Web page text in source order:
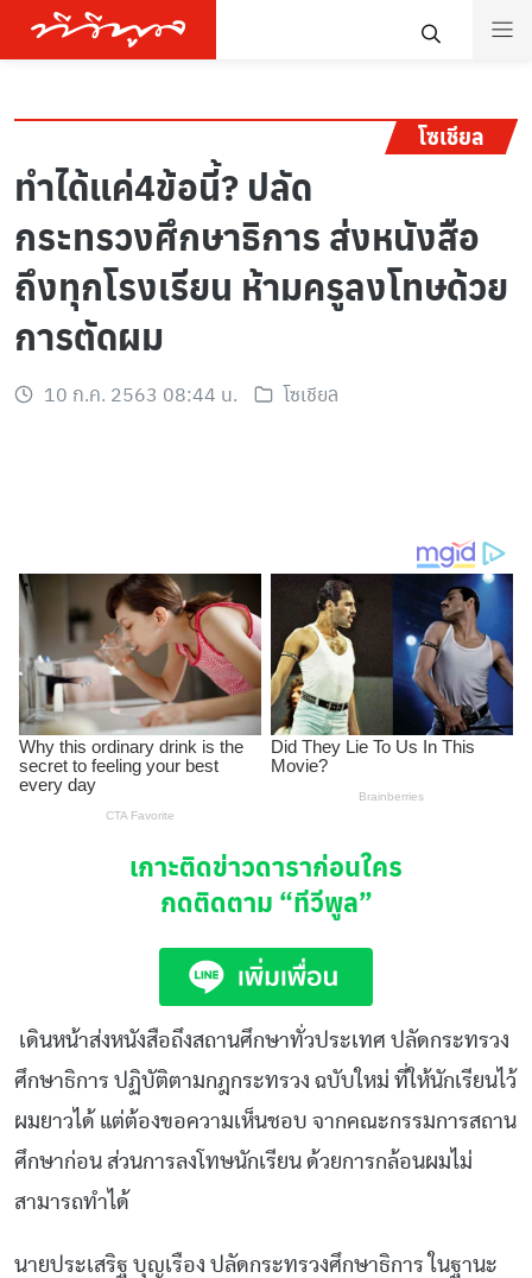
โซเชียล
ทำได้แค่4ข้อนี้? ปลัด
กระทรวงศึกษาธิการ ส่งหนังสือ
ถึงทุกโรงเรียน ห้ามครูลงโทษด้วย
การตัดผม
10 ก.ค. 2563 08:44 น. โซเชียล
เกาะติดข่าวดาราก่อนใคร
กดติดตาม “ทีวีพูล”
เดินหน้าส่งหนังสือถึงสถานศึกษาทั่วประเทศ ปลัดกระทรวง
ศึกษาธิการ ปฏิบัติตามกฎกระทรวง ฉบับใหม่ ที่ให้นักเรียนไว้
ผมยาวได้ แต่ต้องขอความเห็นชอบ จากคณะกรรมการสถาน
ศึกษาก่อน ส่วนการลงโทษนักเรียน ด้วยการกล้อนผมไม่
สามารถทำได้
นายประเสริฐ บุญเรือง ปลัดกระทรวงศึกษาธิการ ในฐานะ